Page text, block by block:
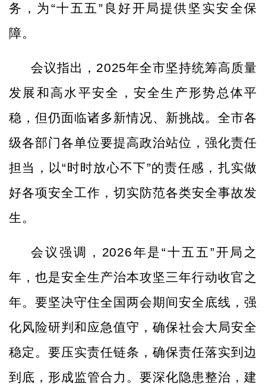
务，为“十五五”良好开局提供坚实安全保
障。
会议指出， 2025年全市坚持统筹高质量
发展和高水平安全，安全生产形势总体平
稳，但仍面临诸多新情况、新挑战。全市各
级各部门各单位要提高政治站位，强化责任
担当，以“时时放心不下”的责任感，扎实做
好各项安全工作，切实防范各类安全事故发
生。
会议强调， 2026年是“十五五”开局之
年，也是安全生产治本攻坚三年行动收官之
年。要坚决守住全国两会期间安全底线，强
化风险研判和应急值守，确保社会大局安全
稳定。要压实责任链条，确保责任落实到边
到底，形成监管合力。要深化隐患整治，建